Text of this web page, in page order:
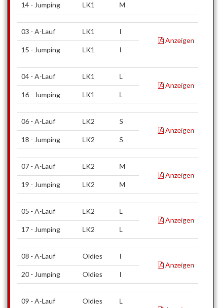
14 - Jumping
LK1 M
03 - A-Lauf LK1
I
Anzeigen
15 - Jumping
LK1 I
04 - A-Lauf LK1
L
Anzeigen
16 - Jumping
LK1 L
06 - A-Lauf LK2
S
Anzeigen
18 - Jumping
LK2 S
07 - A-Lauf LK2
M
Anzeigen
19 - Jumping
LK2 M
05 - A-Lauf LK2
L
Anzeigen
17 - Jumping
LK2 L
08 - A-Lauf Oldies
I
Anzeigen
20 - Jumping
Oldies I
09 - A-Lauf Oldies
L